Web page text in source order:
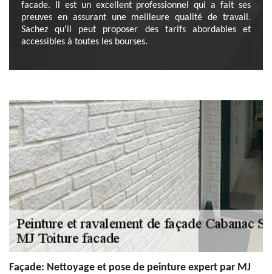
facade. Il est un excellent professionnel qui a fait ses
preuves en assurant une meilleure qualité de travail.
Sachez qu'il peut proposer des tarifs abordables et
accessibles à toutes les bourses.
Façade: Nettoyage et pose de peinture expert par MJ